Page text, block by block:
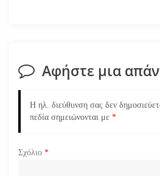
ά
ρ
ρ
Αφήστε μια
Η ηλ. διεύθυνση σας δεν
πεδία σημειώνονται με *
Σχόλιο *